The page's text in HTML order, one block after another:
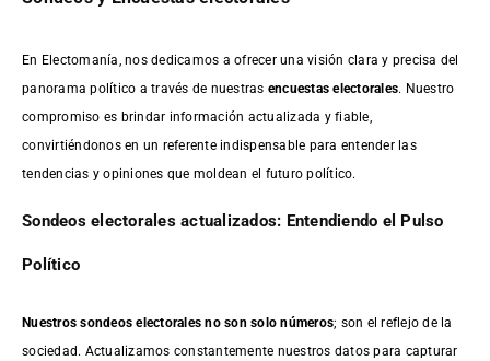
En Electomanía, nos dedicamos a ofrecer una visión clara y precisa del
panorama político a través de nuestras encuestas electorales. Nuestro
compromiso es brindar información actualizada y fiable,
convirtiéndonos en un referente indispensable para entender las
tendencias y opiniones que moldean el futuro político.
Sondeos electorales actualizados: Entendiendo el Pulso
Político
Nuestros sondeos electorales no son solo números; son el reflejo de la
sociedad. Actualizamos constantemente nuestros datos para capturar